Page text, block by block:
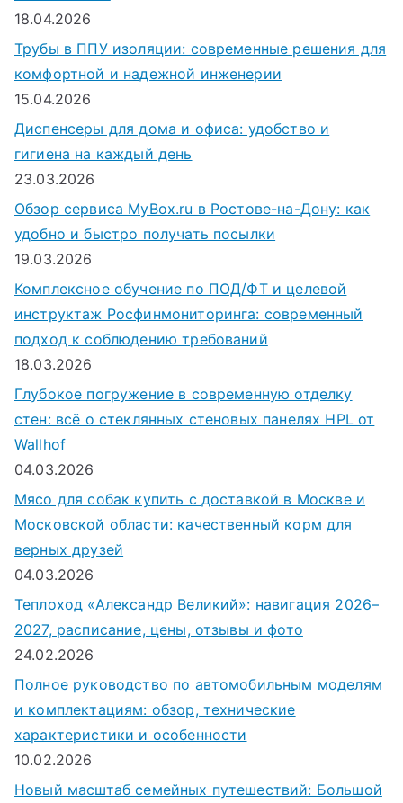
18.04.2026
Трубы в ППУ изоляции: современные решения для
комфортной и надежной инженерии
15.04.2026
Диспенсеры для дома и офиса: удобство и
гигиена на каждый день
23.03.2026
Обзор сервиса MyBox.ru в Ростове-на-Дону: как
удобно и быстро получать посылки
19.03.2026
Комплексное обучение по ПОД/ФТ и целевой
инструктаж Росфинмониторинга: современный
подход к соблюдению требований
18.03.2026
Глубокое погружение в современную отделку
стен: всё о стеклянных стеновых панелях HPL от
Wallhof
04.03.2026
Мясо для собак купить с доставкой в Москве и
Московской области: качественный корм для
верных друзей
04.03.2026
Теплоход «Александр Великий»: навигация 2026–
2027, расписание, цены, отзывы и фото
24.02.2026
Полное руководство по автомобильным моделям
и комплектациям: обзор, технические
характеристики и особенности
10.02.2026
Новый масштаб семейных путешествий: Большой